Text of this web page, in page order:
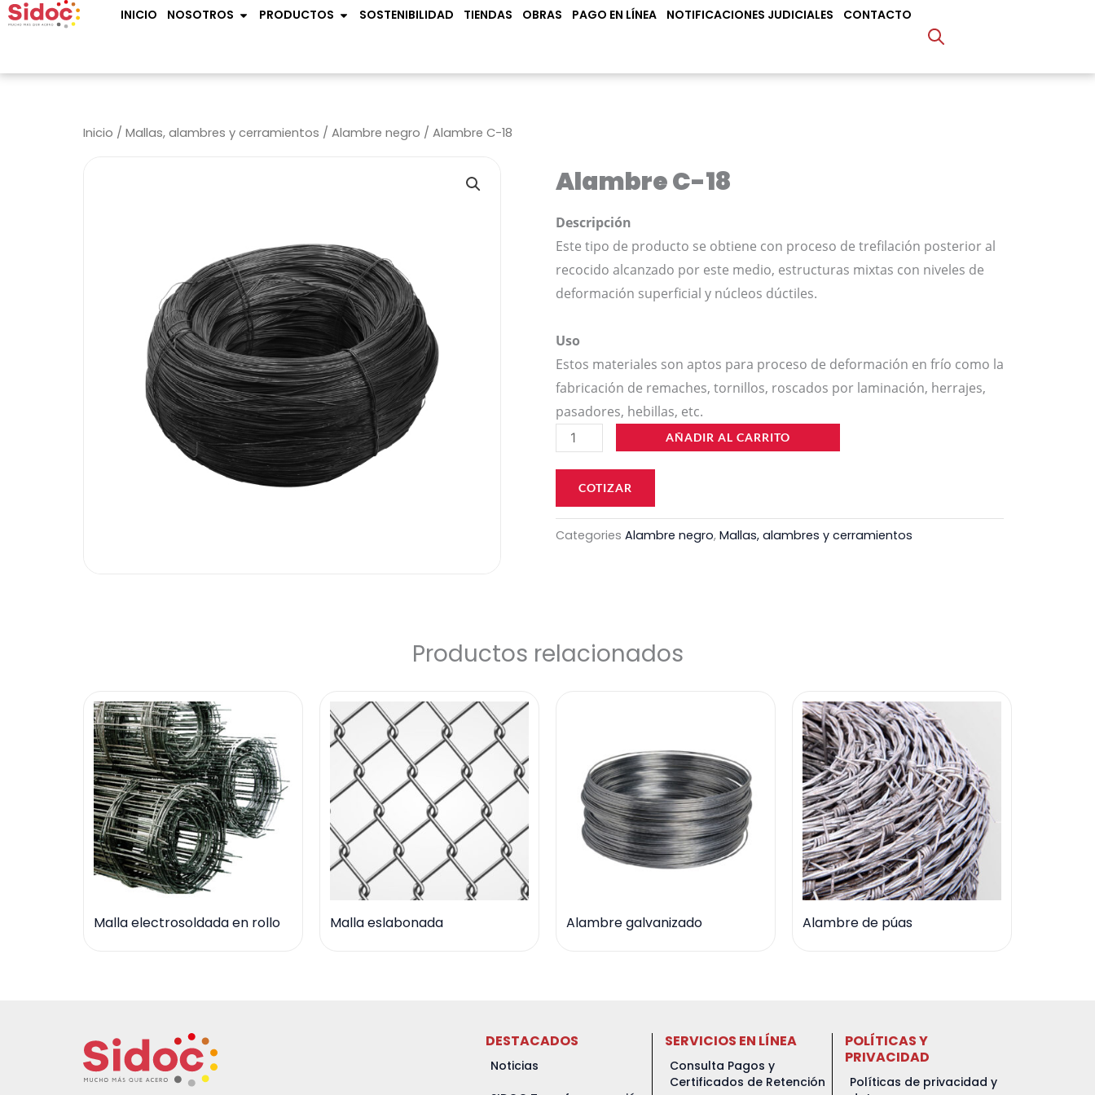
INICIO NOSOTROS OPEN NOSOTROS
PRODUCTOS OPEN PRODUCTOS
SOSTENIBILIDAD TIENDAS OBRAS PAGO EN LÍNEA NOTIFICACIONES JUDICIALES CONTACTO
Inicio / Mallas, alambres y cerramientos / Alambre negro / Alambre C-18
Alambre C-18
Descripción
Este tipo de producto se obtiene con proceso de trefilación posterior al
recocido alcanzado por este medio, estructuras mixtas con niveles de
deformación superficial y núcleos dúctiles.
Uso
Estos materiales son aptos para proceso de deformación en frío como la
fabricación de remaches, tornillos, roscados por laminación, herrajes,
pasadores, hebillas, etc.
Alambre
C-
cantidad
AÑADIR AL CARRITO
COTIZAR
Categories Alambre negro, Mallas, alambres y cerramientos
Productos relacionados
Malla electrosoldada en rollo Malla eslabonada Alambre galvanizado Alambre de púas
DESTACADOS
Noticias
SERVICIOS EN LÍNEA
Consulta Pagos y
Certificados de Retención
POLÍTICAS Y
PRIVACIDAD
Políticas de privacidad y